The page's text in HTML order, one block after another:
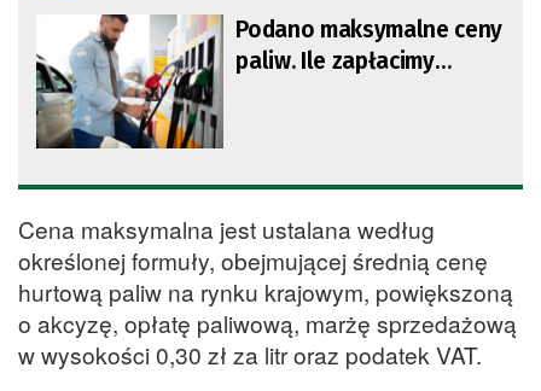
Podano maksymalne ceny
paliw. Ile zapłacimy
Cena maksymalna jest ustalana według
określonej formuły, obejmującej średnią cenę
hurtową paliw na rynku krajowym, powiększoną
o akcyzę, opłatę paliwową, marżę sprzedażową
w wysokości 0,30 zł za litr oraz podatek VAT.